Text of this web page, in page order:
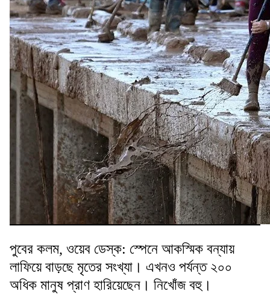
পুবের কলম, ওয়েব ডেস্ক: স্পেনে আকস্মিক বন্যায়
লাফিয়ে বাড়ছে মৃতের সংখ্যা। এখনও পর্যন্ত ২০০
অধিক মানুষ প্রাণ হারিয়েছেন। নিখোঁজ বহু।